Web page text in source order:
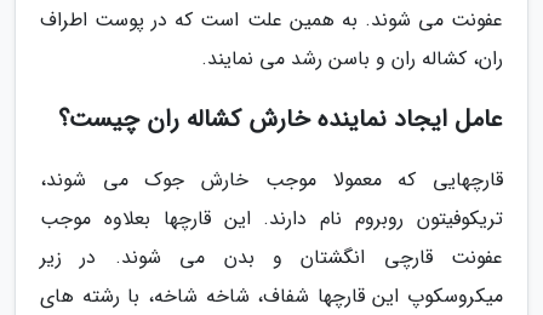
عفونت می شوند. به همین علت است که در پوست اطراف
ران، کشاله ران و باسن رشد می نمایند.
عامل ایجاد نماینده خارش کشاله ران چیست؟
قارچهایی که معمولا موجب خارش جوک می شوند،
تریکوفیتون روبروم نام دارند. این قارچها بعلاوه موجب
عفونت قارچی انگشتان و بدن می شوند. در زیر
میکروسکوپ این قارچها شفاف، شاخه شاخه، با رشته های